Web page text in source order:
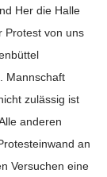
Her die Halle
Protest von uns
Mannschaft
zulässig ist
anderen
an
Versuchen eine